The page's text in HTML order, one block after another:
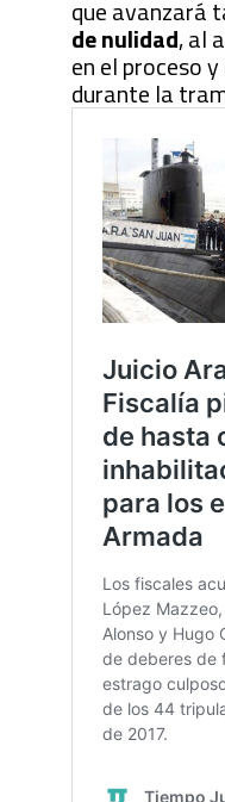
que avanzará
de nulidad, al
en el proceso
durante la